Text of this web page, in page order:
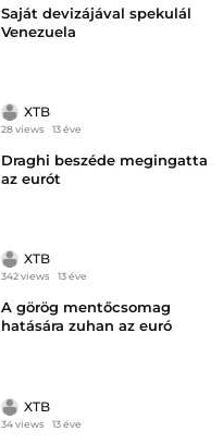
Saját devizájával spekulál
Venezuela
XTB
28 views 13 éve
Draghi beszéde megingatta
az eurót
XTB
342 views 13 éve
A görög mentőcsomag
hatására zuhan az euró
XTB
34 views 13 éve